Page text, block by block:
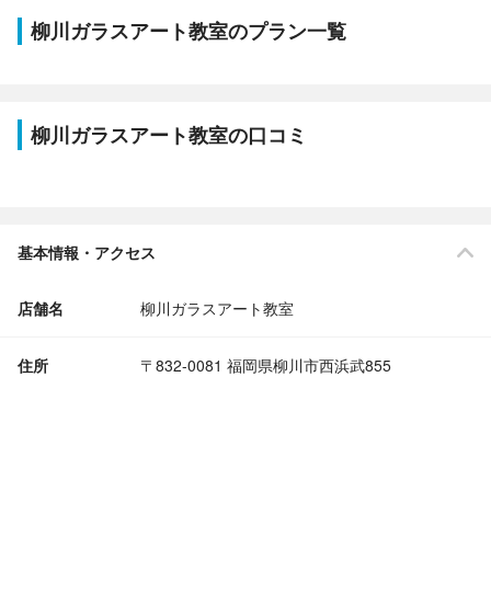
柳川ガラスアート教室のプラン一覧
柳川ガラスアート教室の口コミ
基本情報・アクセス
店舗名 柳川ガラスアート教室
住所 〒832-0081 福岡県柳川市西浜武855